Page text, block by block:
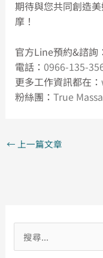
期待與您共同創造
摩！
官方Line預約&諮詢：
電話： 0966-135-
更多工作資訊都在：
粉絲團： True
← 上一篇文章